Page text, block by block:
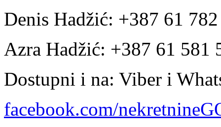
Denis Hadžić: +387 61
Azra Hadžić: +387 61 581
Dostupni i na: Viber i
facebook.com/